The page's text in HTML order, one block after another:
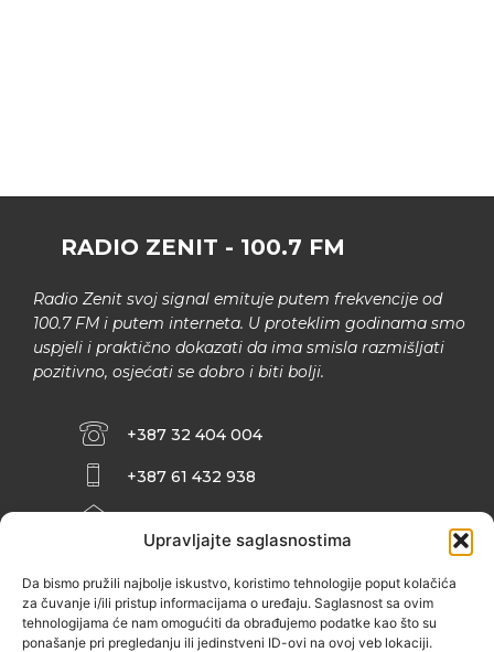
Upravljajte saglasnostima
Da bismo pružili najbolje iskustvo, koristimo tehnologije poput kolačića
za čuvanje i/ili pristup informacijama o uređaju. Saglasnost sa ovim
tehnologijama će nam omogućiti da obrađujemo podatke kao što su
ponašanje pri pregledanju ili jedinstveni ID-ovi na ovoj veb lokaciji.
RADIO ZENIT - 100.7 FM
Radio Zenit svoj signal emituje putem frekvencije od
100.7 FM i putem interneta. U proteklim godinama smo
uspjeli i praktično dokazati da ima smisla razmišljati
pozitivno, osjećati se dobro i biti bolji.
+387 32 404 004
+387 61 432 938
INFO@ZENIT.BA
ZENIČANKA, 3. SPRAT), 72000 ZENICA